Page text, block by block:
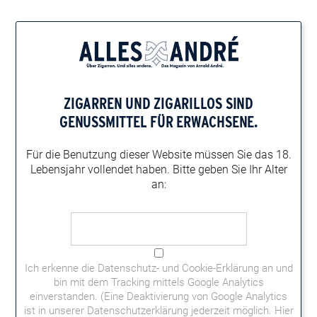
INHALTSVERZEICHNIS AUSGABE 2/2016
Die Themen der Ausgabe „Schmökern“: Das Buch an sich,
Denken – Dichten, Der mit dem Wolf raucht, Science-Fiction aus
Bünde und mehr.
ZIGARREN UND ZIGARILLOSSIND
GENUSSMITTEL FÜR ERWACHSENE.
Für die Benutzung dieser Website müssen Sie das 18.
Lebensjahr vollendet haben. Bitte geben Sie Ihr Alter
an:
Ich erkenne die Datenschutz- und Cookie-Erklärung an und
bin mit dem Tracking mittels Google Analytics
einverstanden. (Eine Deaktivierung von Google Analytics
ist in unserer Datenschutzerklärung jederzeit möglich. Hier